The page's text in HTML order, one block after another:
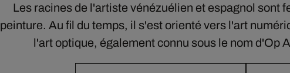
Les racines de l'artiste vénézuélien et espagnol sont
peinture. Au fil du temps, il s'est orienté vers l'art
l'art optique, également connu sous le nom d'Op